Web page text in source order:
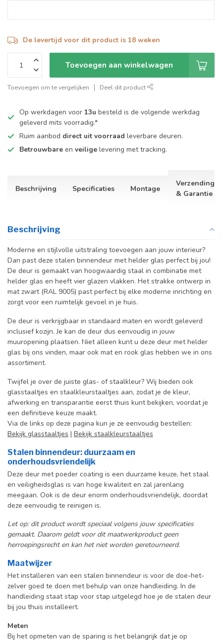
De levertijd voor dit product is 18 weken
Toevoegen aan winkelwagen
Toevoegen om te vergelijken Deel dit product
Op werkdagen voor 13u besteld is de volgende werkdag
geleverd mits voorradig.*
Ruim aanbod direct uit voorraad leverbare deuren.
Betrouwbare en veilige levering met tracking.
Beschrijving Specificaties Montage
Verzending
& Garantie
Beschrijving
Moderne en stijlvolle uitstraling toevoegen aan jouw interieur?
Dan past deze stalen binnendeur met helder glas perfect bij jou!
De deur is gemaakt van hoogwaardig staal in combinatie met
helder glas en heeft vier glazen vlakken. Het strakke ontwerp in
mat zwart (RAL 9005) past perfect bij elke moderne inrichting en
zorgt voor een ruimtelijk gevoel in je huis.
De deur is verkrijgbaar in standaard maten en wordt geleverd
inclusief kozijn. Je kan de deur dus eenvoudig in jouw
muuropening plaatsen. Niet alleen kunt u deze deur met helder
glas bij ons vinden, maar ook mat en rook glas hebben we in ons
assortiment.
Twijfel je over de juiste glas- of staalkleur? Wij bieden ook
glasstaaltjes en staalkleurstaaltjes aan, zodat je de kleur,
afwerking en transparantie eerst thuis kunt bekijken, voordat je
een definitieve keuze maakt.
Via de links op deze pagina kun je ze eenvoudig bestellen:
Bekijk glasstaaltjes | Bekijk staalkleurstaaltjes
Stalen binnendeur: duurzaam en
onderhoudsvriendelijk
Deze deur met poeder coating is een duurzame keuze, het staal
en veiligheidsglas is van hoge kwaliteit en zal jarenlang
meegaan. Ook is de deur enorm onderhoudsvriendelijk, doordat
deze eenvoudig te reinigen is.
Let op: dit product wordt speciaal volgens jouw specificaties
gemaakt. Daarom geldt voor dit maatwerkproduct geen
herroepingsrecht en kan het niet worden geretourneerd.
Maatwijzer
Het installeren van een stalen binnendeur is voor de doe-het-
zelver goed te doen met behulp van onze handleiding. In de
handleiding staat stap voor stap uitgelegd hoe je de stalen deur
bij jou thuis installeert.
Meten
Bij het opmeten van de sparing is het belangrijk dat je op